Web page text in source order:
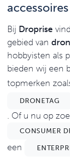
Bij Droprise
gebied van
hobbyisten als
bieden wij een
topmerken
DRONETAG
. Of u nu op
CONSUMER
een